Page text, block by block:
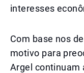
interesses
Com base nos
motivo para
Argel continuam